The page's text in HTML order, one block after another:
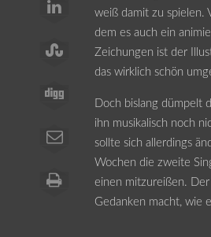
weiß damit zu spielen.
dem es auch ein
Zeichungen ist der
das wirklich schön
Doch bislang dümpelt
ihn musikalisch noch
sollte sich allerdings
Wochen die zweite
einen mitzureißen.
Gedanken macht, wie